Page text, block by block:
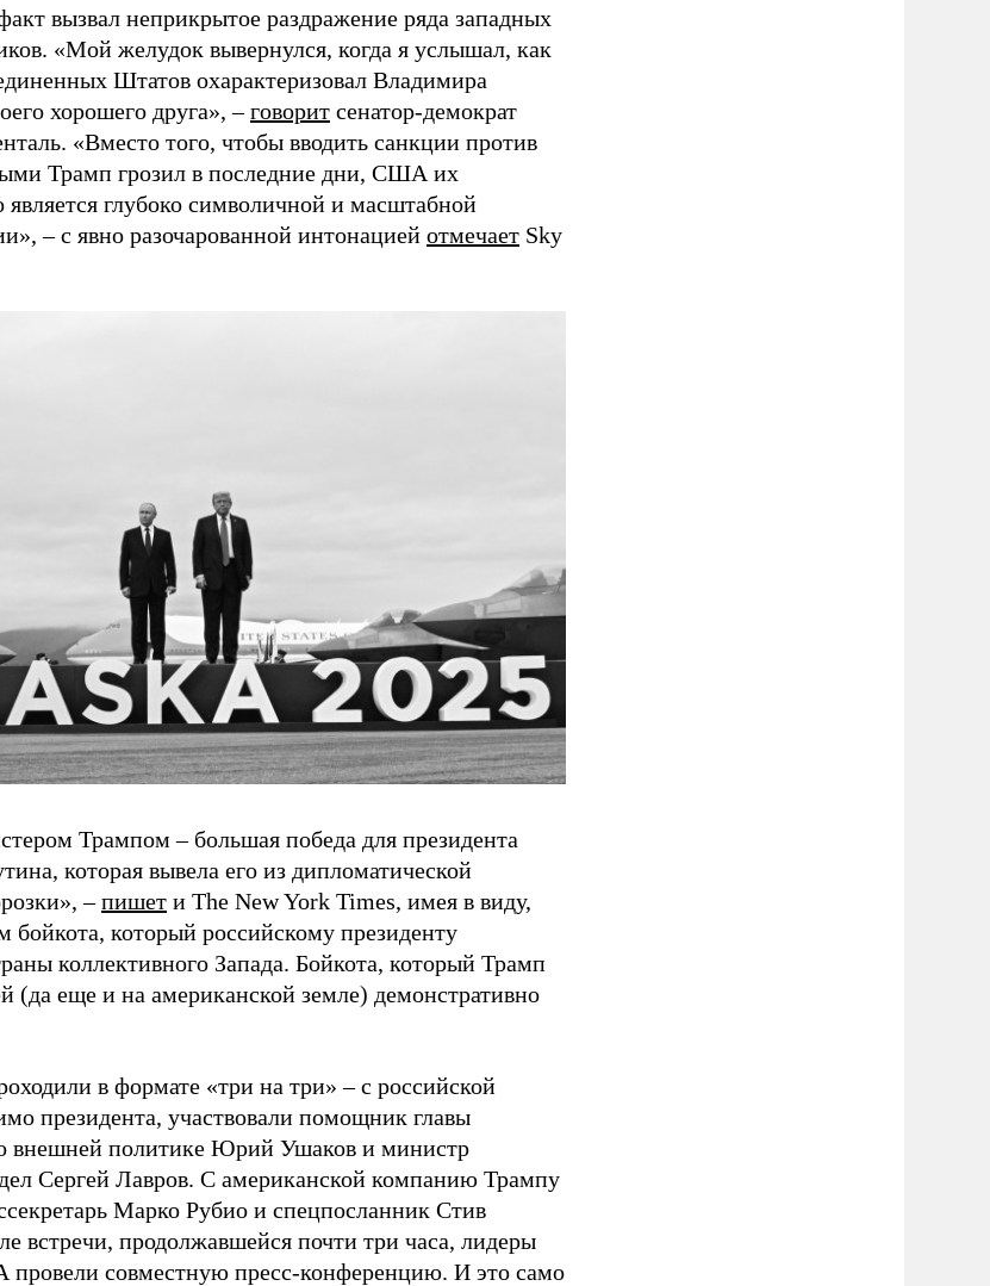
вызвал неприкрытое раздражение ряда западных
«Мой желудок вывернулся, когда я услышал, как
Штатов охарактеризовал Владимира
хорошего друга», –говорит сенатор-демократ
«Вместо того, чтобы вводить санкции против
Трамп грозил в последние дни, США их
глубоко символичной и масштабной
– с явно разочарованной интонацией отмечает Sky
Трампом – большая победа для президента
которая вывела его из дипломатической
–пишет и The New York Times, имея в виду,
который российскому президенту
коллективного Запада. Бойкота, который Трамп
(да еще и на американской земле) демонстративно
в формате «три на три» – с российской
президента, участвовали помощник главы
внешней политике Юрий Ушаков и министр
Сергей Лавров. С американской компанию Трампу
Марко Рубио и спецпосланник Стив
встречи, продолжавшейся почти три часа, лидеры
совместную пресс-конференцию. И это само